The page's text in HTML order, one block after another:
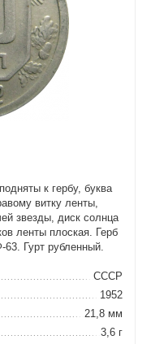
к гербу, буква
витку ленты,
звезды, диск солнца
ленты плоская. Герб
Гурт рубленный.
СССР
1952
21,8 мм
3,6 г